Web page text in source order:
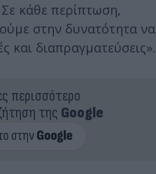
κάθε περίπτωση,
στην δυνατότητα να
και διαπραγματεύσεις».
περισσότερο
της Google